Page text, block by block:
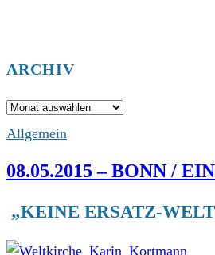
ARCHIV
Archiv
Allgemein
08.05.2015 – BONN /
„KEINE ERSATZ-